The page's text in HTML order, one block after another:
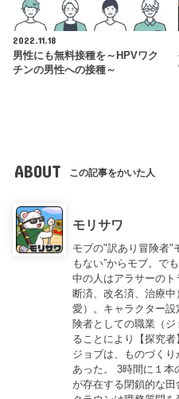
2022.11.18
男性にも無料接種を～HPVワク
チンの男性への接種～
ABOUT この記事をかいた人
モリサワ
モブの"訳あり冒険者"
もない”からモブ。で
中の人はアラサーの
断済、改名済、治療
愛）。キャラクター
険者としての職業（
ることにより【探究
ジョブは、ものづく
あった。 3時間に１本
が存在する閉鎖的な